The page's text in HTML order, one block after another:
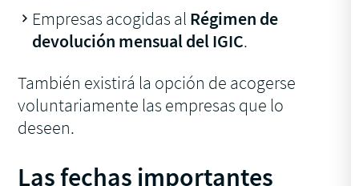
Empresas acogidas al Régimen de
devolución mensual del IGIC.
También existirá la opción de acogerse
voluntariamente las empresas que lo
deseen.
Las fechas importantes